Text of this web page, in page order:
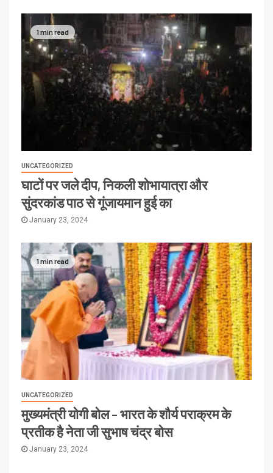
1 min read
UNCATEGORIZED
घाटों पर जले दीप, निकली शोभायात्रा और
सुंदरकांड पाठ से गूंजायमान हुई का
January 23, 2024
1 min read
UNCATEGORIZED
मुख्यमंत्री योगी बोल – भारत के शौर्य पराक्रम के
प्रतीक है नेता जी सुभाष चंद्र बोस
January 23, 2024